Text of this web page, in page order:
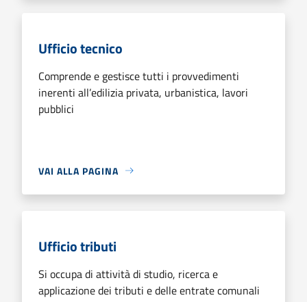
Ufficio tecnico
Comprende e gestisce tutti i provvedimenti
inerenti all’edilizia privata, urbanistica, lavori
pubblici
VAI ALLA PAGINA
Ufficio tributi
Si occupa di attività di studio, ricerca e
applicazione dei tributi e delle entrate comunali